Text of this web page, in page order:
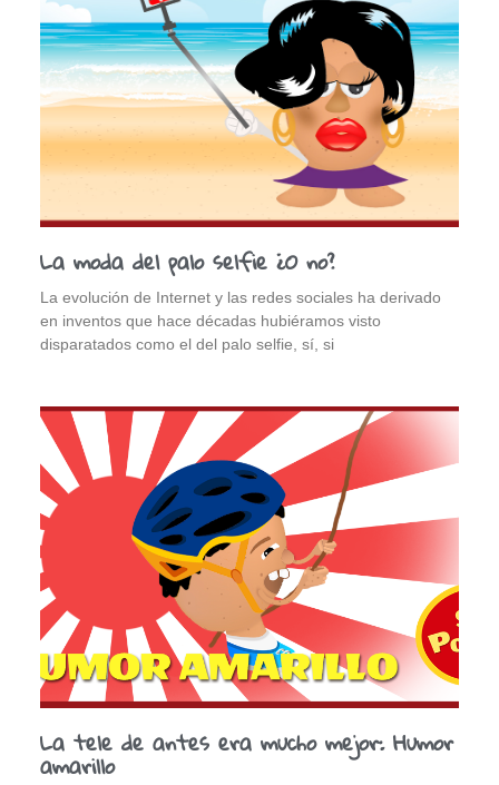
La moda del palo selfie ¿O no?
La evolución de Internet y las redes sociales ha derivado
en inventos que hace décadas hubiéramos visto
disparatados como el del palo selfie, sí, si
La tele de antes era mucho mejor: Humor
amarillo